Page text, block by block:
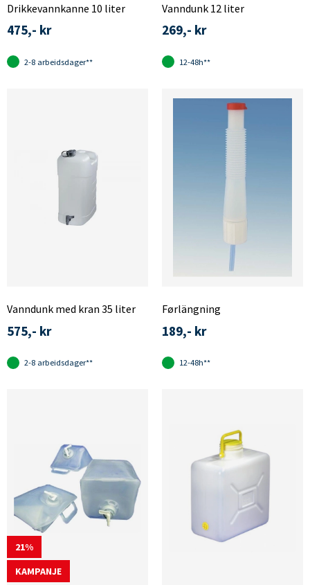
Drikkevannkanne 10 liter
475,- kr
2-8 arbeidsdager**
Vanndunk 12 liter
269,- kr
12-48h**
Vanndunk med kran 35 liter
575,- kr
2-8 arbeidsdager**
Førlängning
189,- kr
12-48h**
21
KAMPANJE